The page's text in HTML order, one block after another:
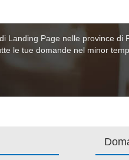
Landing Page nelle province
le tue domande nel minor